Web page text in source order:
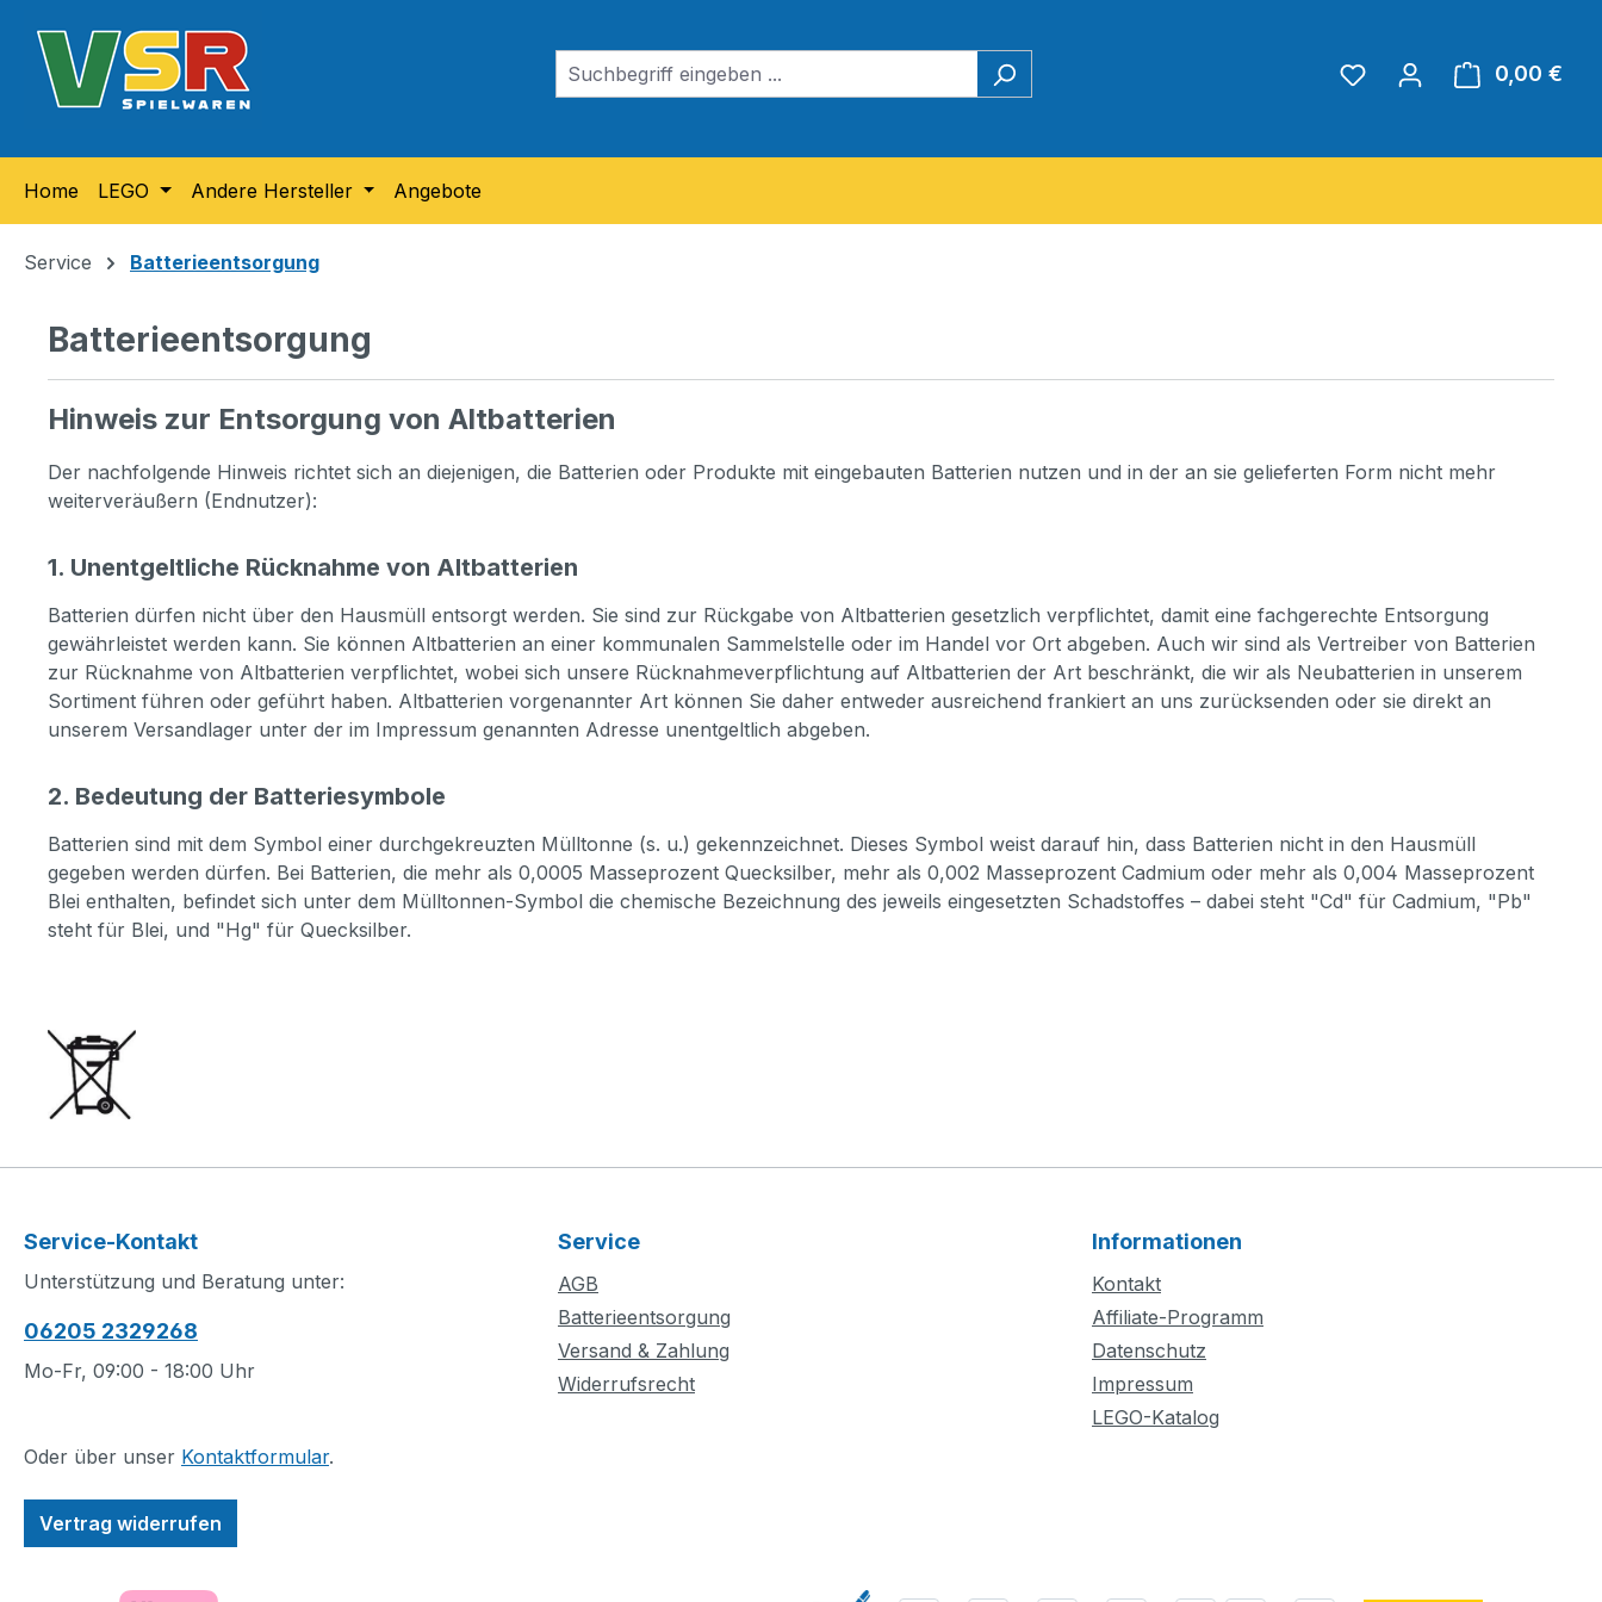
Hauptinhalt springen
Zur Suche springen
Zur Hauptnavigation springen
Du hast 0 Produkte auf
0,00 €
Home LEGO Andere Hersteller Angebote
Service Batterieentsorgung
Batterieentsorgung
Hinweis zur Entsorgung von Altbatterien
Der nachfolgende Hinweis richtet sich an diejenigen, die Batterien oder Produkte mit eingebauten Batterien nutzen und in der an sie gelieferten Form nicht mehr
weiterveräußern (Endnutzer):
1. Unentgeltliche Rücknahme von Altbatterien
Batterien dürfen nicht über den Hausmüll entsorgt werden. Sie sind zur Rückgabe von Altbatterien gesetzlich verpflichtet, damit eine fachgerechte Entsorgung
gewährleistet werden kann. Sie können Altbatterien an einer kommunalen Sammelstelle oder im Handel vor Ort abgeben. Auch wir sind als Vertreiber von Batterien
zur Rücknahme von Altbatterien verpflichtet, wobei sich unsere Rücknahmeverpflichtung auf Altbatterien der Art beschränkt, die wir als Neubatterien in unserem
Sortiment führen oder geführt haben. Altbatterien vorgenannter Art können Sie daher entweder ausreichend frankiert an uns zurücksenden oder sie direkt an
unserem Versandlager unter der im Impressum genannten Adresse unentgeltlich abgeben.
2. Bedeutung der Batteriesymbole
Batterien sind mit dem Symbol einer durchgekreuzten Mülltonne (s. u.) gekennzeichnet. Dieses Symbol weist darauf hin, dass Batterien nicht in den Hausmüll
gegeben werden dürfen. Bei Batterien, die mehr als 0,0005 Masseprozent Quecksilber, mehr als 0,002 Masseprozent Cadmium oder mehr als 0,004 Masseprozent
Blei enthalten, befindet sich unter dem Mülltonnen-Symbol die chemische Bezeichnung des jeweils eingesetzten Schadstoffes – dabei steht "Cd" für Cadmium, "Pb"
steht für Blei, und "Hg" für Quecksilber.
Service-Kontakt
Unterstützung und Beratung unter:
06205 2329268
Mo-Fr, 09:00 - 18:00 Uhr
Oder über unser Kontaktformular.
Vertrag widerrufen
Service
AGB
Batterieentsorgung
Versand & Zahlung
Widerrufsrecht
Informationen
Kontakt
Affiliate-Programm
Datenschutz
Impressum
LEGO-Katalog